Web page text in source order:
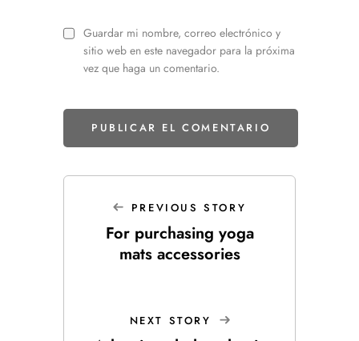
Guardar mi nombre, correo electrónico y
sitio web en este navegador para la próxima
vez que haga un comentario.
PREVIOUS STORY
For purchasing yoga
mats accessories
NEXT STORY